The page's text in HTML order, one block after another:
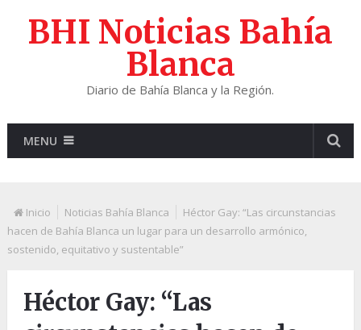
BHI Noticias Bahía
Blanca
Diario de Bahía Blanca y la Región.
MENU
Inicio Noticias Bahía Blanca
Héctor Gay: “Las circunstancias
hacen de Bahía Blanca un lugar para un desarrollo armónico,
sostenido, equitativo y sustentable”
Héctor Gay: “Las